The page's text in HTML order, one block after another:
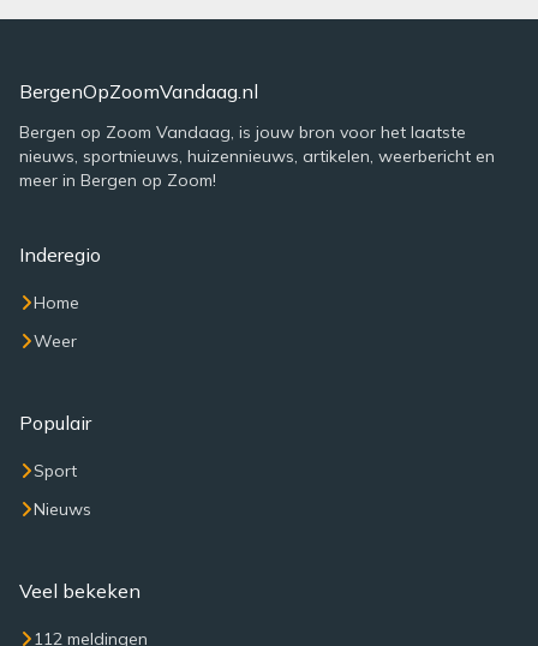
BergenOpZoomVandaag.nl
Bergen op Zoom Vandaag, is jouw bron voor het laatste
nieuws, sportnieuws, huizennieuws, artikelen, weerbericht en
meer in Bergen op Zoom!
Inderegio
Home
Weer
Populair
Sport
Nieuws
Veel bekeken
112 meldingen